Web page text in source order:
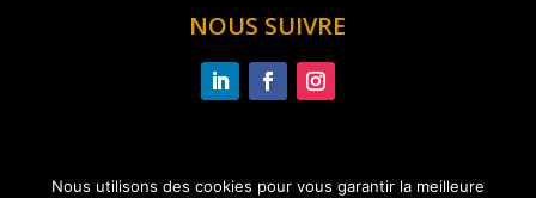
NOUS SUIVRE
Nous utilisons des cookies pour vous garantir la meilleure